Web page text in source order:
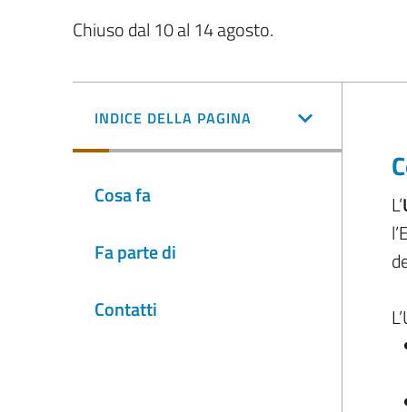
Chiuso dal 10 al 14 agosto.
INDICE DELLA PAGINA
Cosa fa
Fa parte di
Contatti
L’